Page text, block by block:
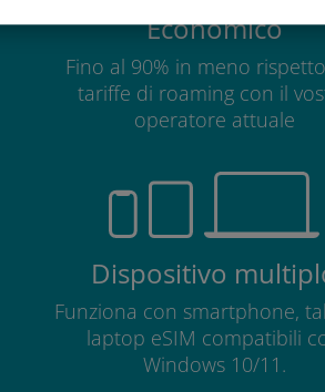
Economico
Fino al 90% in meno
tariffe di roaming con il
operatore attuale
Dispositivo
Funziona con smartphone,
laptop eSIM compatibili
Windows 10/11.